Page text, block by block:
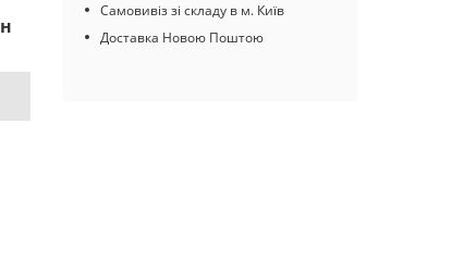
Самовивіз зі складу в м. Київ
Доставка Новою Поштою